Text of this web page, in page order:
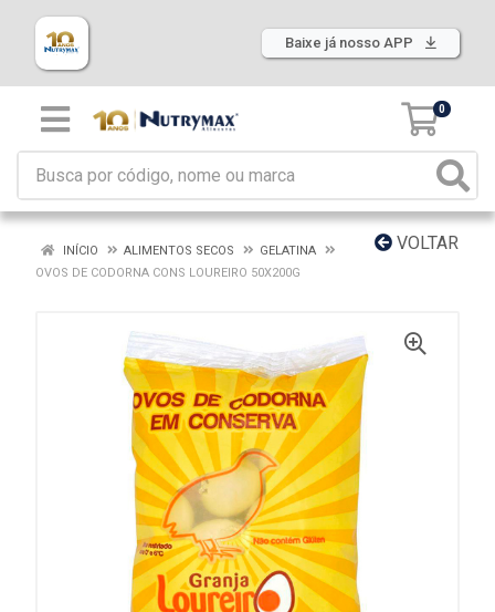
Baixe já nosso APP
0
VOLTAR
INÍCIO ALIMENTOS SECOS
GELATINA
OVOS DE CODORNA CONS LOUREIRO 50X200G